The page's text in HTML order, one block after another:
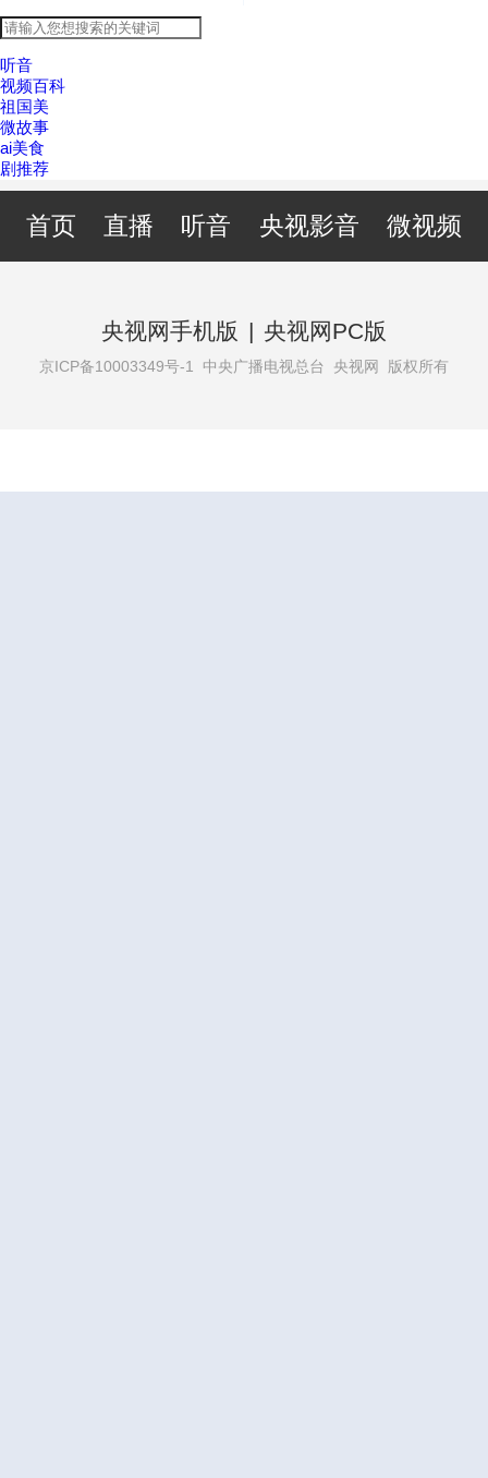
听音
视频百科
祖国美
微故事
ai美食
剧推荐
首页 直播 听音 央视影音 微视频
央视网手机版 | 央视网PC版
京ICP备10003349号-1 中央广播电视总台 央视网 版权所有